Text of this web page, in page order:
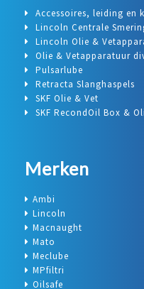
Accessoires, leiding en
Lincoln Centrale
Lincoln Olie &
Olie & Vetapparatuur
Pulsarlube
Retracta Slanghaspels
SKF Olie & Vet
SKF RecondOil Box &
Merken
Ambi
Lincoln
Macnaught
Mato
Meclube
MPfiltri
Oilsafe